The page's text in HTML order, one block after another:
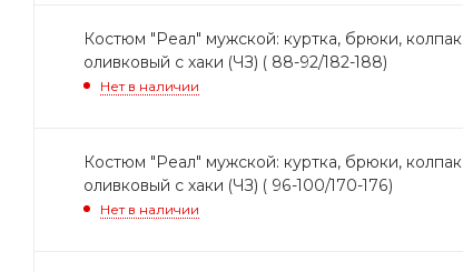
Костюм "Реал" мужской: куртка, брюки, колпак
оливковый с хаки (ЧЗ) ( 88-92/182-188)
Нет в наличии
Костюм "Реал" мужской: куртка, брюки, колпак
оливковый с хаки (ЧЗ) ( 96-100/170-176)
Нет в наличии